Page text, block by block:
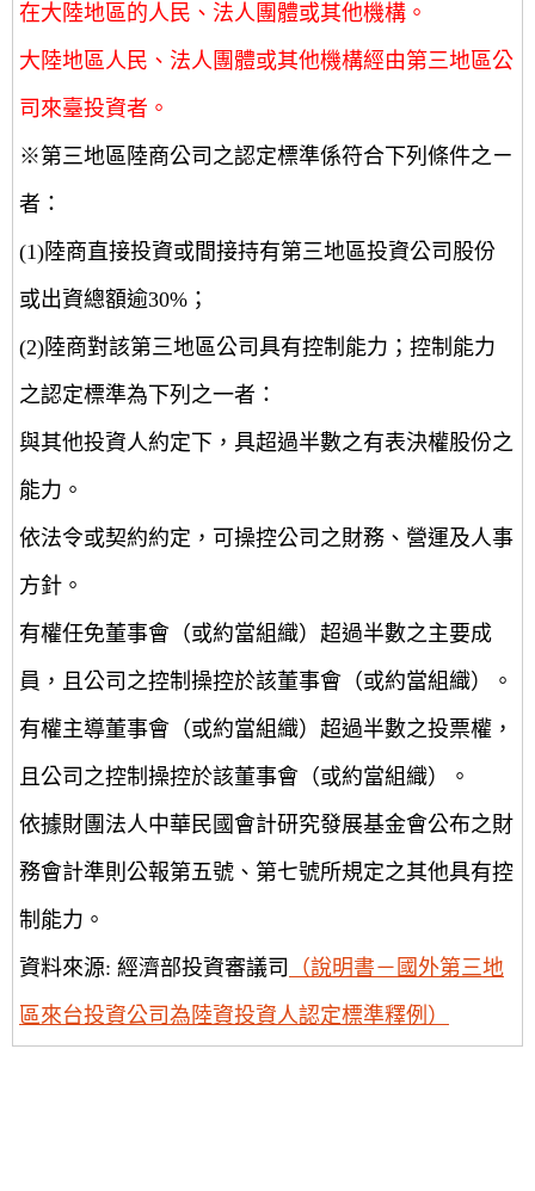
在大陸地區的人民、法人團體或其他機構。
大陸地區人民、法人團體或其他機構經由第三地區公
司來臺投資者。
※第三地區陸商公司之認定標準係符合下列條件之ㄧ
者：
(1)陸商直接投資或間接持有第三地區投資公司股份
或出資總額逾30%；
(2)陸商對該第三地區公司具有控制能力；控制能力
之認定標準為下列之一者：
與其他投資人約定下，具超過半數之有表決權股份之
能力。
依法令或契約約定，可操控公司之財務、營運及人事
方針。
有權任免董事會（或約當組織）超過半數之主要成
員，且公司之控制操控於該董事會（或約當組織）。
有權主導董事會（或約當組織）超過半數之投票權，
且公司之控制操控於該董事會（或約當組織）。
依據財團法人中華民國會計研究發展基金會公布之財
務會計準則公報第五號、第七號所規定之其他具有控
制能力。
資料來源: 經濟部投資審議司
（說明書－國外第三地
區來台投資公司為陸資投資人認定標準釋例）